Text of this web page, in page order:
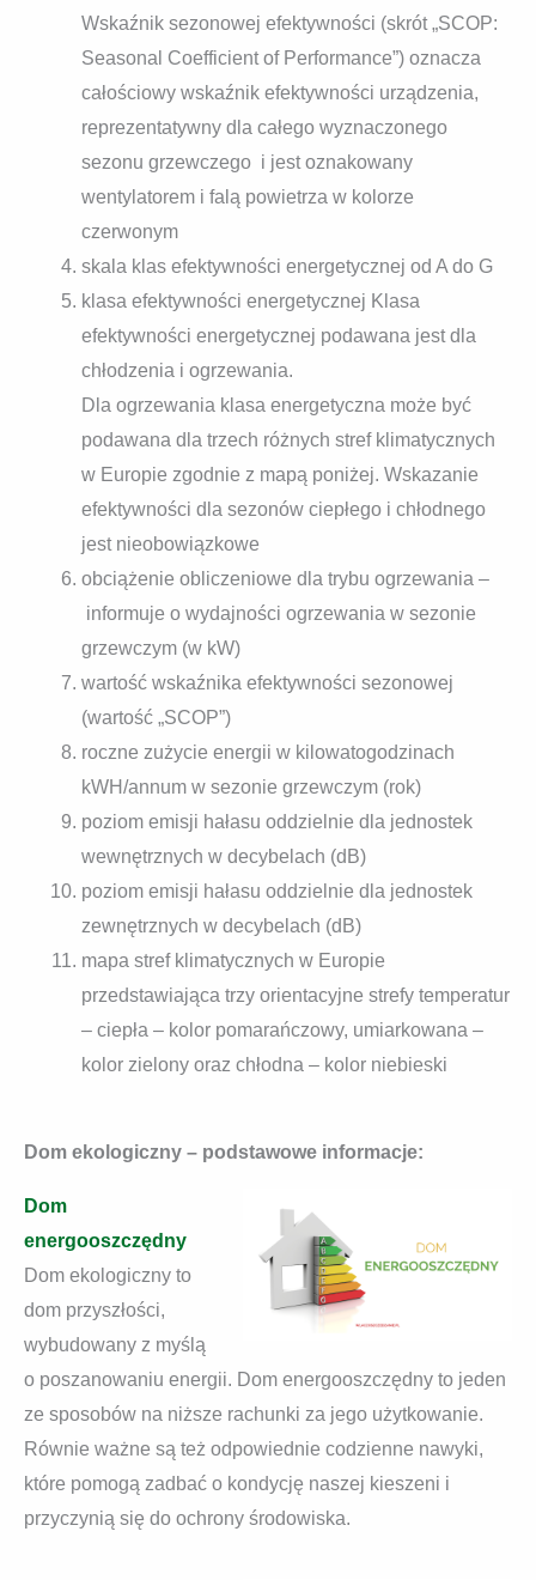
Wskaźnik sezonowej efektywności (skrót „SCOP:
Seasonal Coefficient of Performance”) oznacza
całościowy wskaźnik efektywności urządzenia,
reprezentatywny dla całego wyznaczonego
sezonu grzewczego i jest oznakowany
wentylatorem i falą powietrza w kolorze
czerwonym
skala klas efektywności energetycznej od A do G
klasa efektywności energetycznej Klasa
efektywności energetycznej podawana jest dla
chłodzenia i ogrzewania.
Dla ogrzewania klasa energetyczna może być
podawana dla trzech różnych stref klimatycznych
w Europie zgodnie z mapą poniżej. Wskazanie
efektywności dla sezonów ciepłego i chłodnego
jest nieobowiązkowe
obciążenie obliczeniowe dla trybu ogrzewania –
informuje o wydajności ogrzewania w sezonie
grzewczym (w kW)
wartość wskaźnika efektywności sezonowej
(wartość „SCOP”)
roczne zużycie energii w kilowatogodzinach
kWH/annum w sezonie grzewczym (rok)
poziom emisji hałasu oddzielnie dla jednostek
wewnętrznych w decybelach (dB)
poziom emisji hałasu oddzielnie dla jednostek
zewnętrznych w decybelach (dB)
mapa stref klimatycznych w Europie
przedstawiająca trzy orientacyjne strefy temperatur
– ciepła – kolor pomarańczowy, umiarkowana –
kolor zielony oraz chłodna – kolor niebieski
Dom ekologiczny – podstawowe informacje:
Dom
energooszczędny
Dom ekologiczny to
dom przyszłości,
wybudowany z myślą
o poszanowaniu energii. Dom energooszczędny to jeden
ze sposobów na niższe rachunki za jego użytkowanie.
Równie ważne są też odpowiednie codzienne nawyki,
które pomogą zadbać o kondycję naszej kieszeni i
przyczynią się do ochrony środowiska.